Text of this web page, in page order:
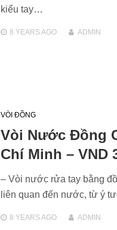
kiểu tay…
8 YEARSAGO ADMIN
VÒI ĐỒNG
Vòi Nước Đồng
Chí Minh – VND
– Vòi nước rửa tay bằng
liên quan đến nước, từ ý
8 YEARSAGO ADMIN